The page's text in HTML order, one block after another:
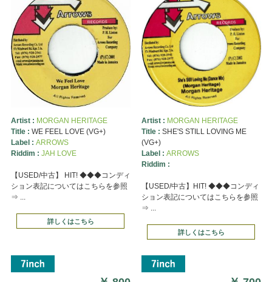
Artist : MORGAN HERITAGE
Title : WE FEEL LOVE (VG+)
Label : ARROWS
Riddim : JAH LOVE
【USED/中古】 HIT! ◆◆◆コンディ
ション表記についてはこちらを参照
⇒ ...
詳しくはこちら
Artist : MORGAN HERITAGE
Title : SHE'S STILL LOVING ME
(VG+)
Label : ARROWS
Riddim :
【USED/中古】HIT! ◆◆◆コンディ
ション表記についてはこちらを参照
⇒ ...
詳しくはこちら